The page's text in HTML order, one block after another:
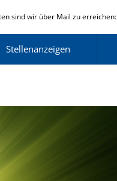
sind wir über Mail zu erreichen:
Stellenanzeigen